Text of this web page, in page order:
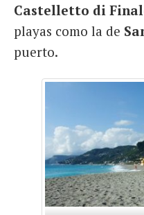
Castelletto di
playas como la de
puerto.